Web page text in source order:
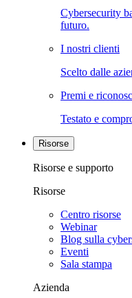
Cybersecurity
futuro.
I nostri clienti
Scelto dalle
Premi e
Testato e
Risorse
Risorse e supporto
Risorse
Centro risorse
Webinar
Blog sulla
Eventi
Sala stampa
Azienda